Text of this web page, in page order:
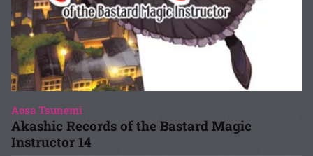
Aosa Tsunemi
Akashic Records of the Bastard Magic
Instructor 14